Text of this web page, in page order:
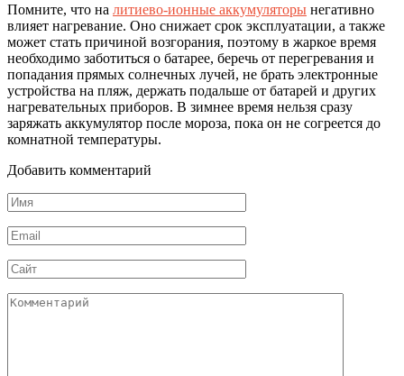
Помните, что на литиево-ионные аккумуляторы негативно
влияет нагревание. Оно снижает срок эксплуатации, а также
может стать причиной возгорания, поэтому в жаркое время
необходимо заботиться о батарее, беречь от перегревания и
попадания прямых солнечных лучей, не брать электронные
устройства на пляж, держать подальше от батарей и других
нагревательных приборов. В зимнее время нельзя сразу
заряжать аккумулятор после мороза, пока он не согреется до
комнатной температуры.
Добавить комментарий
Имя
*
Email
*
Сайт
Комментарий